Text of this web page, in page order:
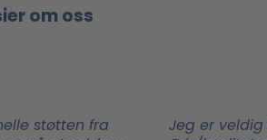
om oss
støtten fra
Jeg er